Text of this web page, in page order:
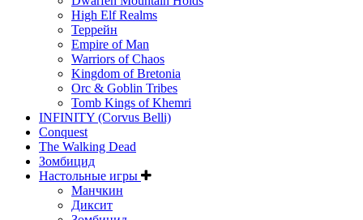
High Elf Realms
Террейн
Empire of Man
Warriors of Chaos
Kingdom of Bretonia
Orc & Goblin Tribes
Tomb Kings of Khemri
INFINITY (Corvus Belli)
Conquest
The Walking Dead
Зомбицид
Настольные игры
Манчкин
Диксит